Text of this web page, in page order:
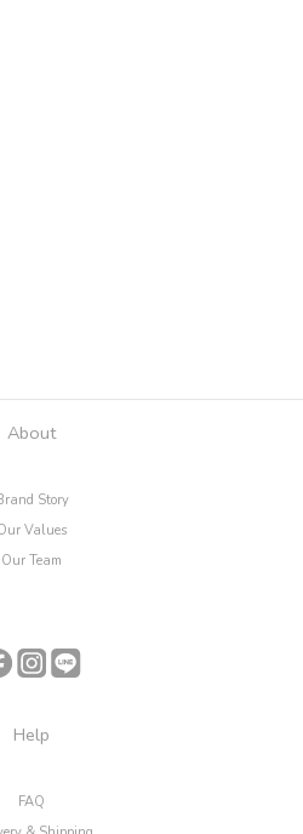
About
Story
Values
Our Team
Help
FAQ